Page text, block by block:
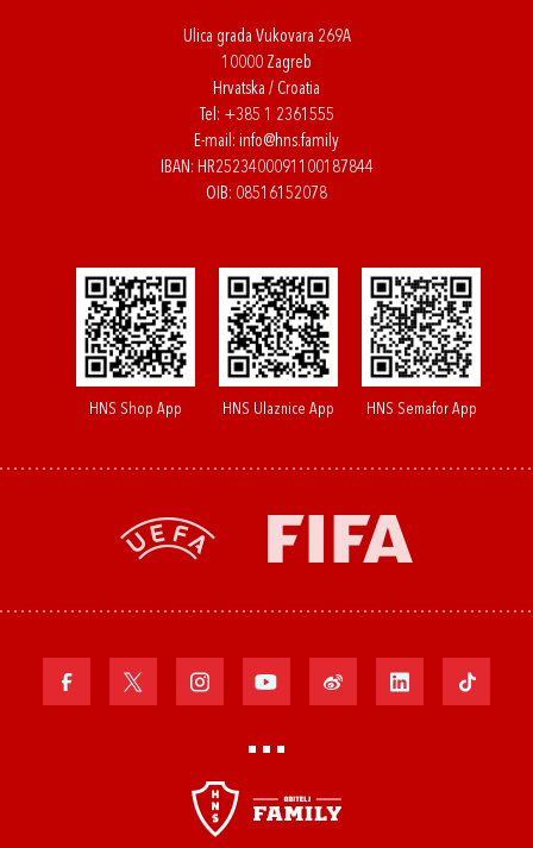
Ulica grada Vukovara 269A
10000 Zagreb
Hrvatska / Croatia
Tel: +385 1 2361555
E-mail: info@hns.family
IBAN: HR2523400091100187844
OIB: 08516152078
HNS Shop App HNS Ulaznice App HNS Semafor App